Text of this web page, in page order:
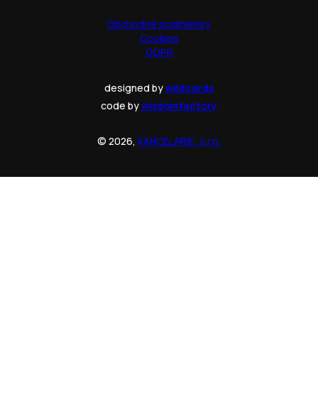
Obchodné podmienky
Cookies
GDPR
designed bywildcards
code bywisdomfactory
© 2026, KANCELARIE, s.r.o.